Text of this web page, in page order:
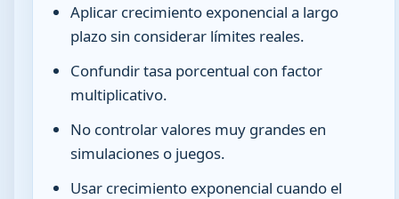
Aplicar crecimiento exponencial a largo
plazo sin considerar límites reales.
Confundir tasa porcentual con factor
multiplicativo.
No controlar valores muy grandes en
simulaciones o juegos.
Usar crecimiento exponencial cuando el